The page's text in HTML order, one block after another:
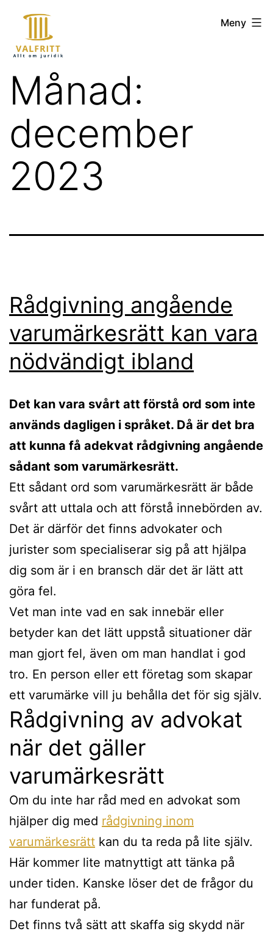
Hoppa
innehåll
valfritt.se Meny
Månad:
december
2023
Rådgivning angående
varumärkesrätt kan vara
nödvändigt ibland
Det kan vara svårt att förstå ord som inte
används dagligen i språket. Då är det bra
att kunna få adekvat rådgivning angående
sådant som varumärkesrätt.
Ett sådant ord som varumärkesrätt är både
svårt att uttala och att förstå innebörden av.
Det är därför det finns advokater och
jurister som specialiserar sig på att hjälpa
dig som är i en bransch där det är lätt att
göra fel.
Vet man inte vad en sak innebär eller
betyder kan det lätt uppstå situationer där
man gjort fel, även om man handlat i god
tro. En person eller ett företag som skapar
ett varumärke vill ju behålla det för sig själv.
Rådgivning av advokat
när det gäller
varumärkesrätt
Om du inte har råd med en advokat som
hjälper dig med rådgivning inom
varumärkesrätt kan du ta reda på lite själv.
Här kommer lite matnyttigt att tänka på
under tiden. Kanske löser det de frågor du
har funderat på.
Det finns två sätt att skaffa sig skydd när